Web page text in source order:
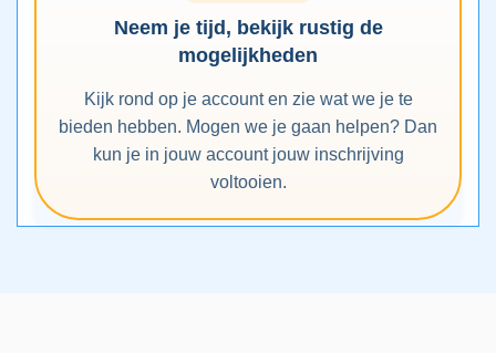
Neem je tijd, bekijk rustig de
mogelijkheden
Kijk rond op je account en zie wat we je te
bieden hebben. Mogen we je gaan helpen? Dan
kun je in jouw account jouw inschrijving
voltooien.